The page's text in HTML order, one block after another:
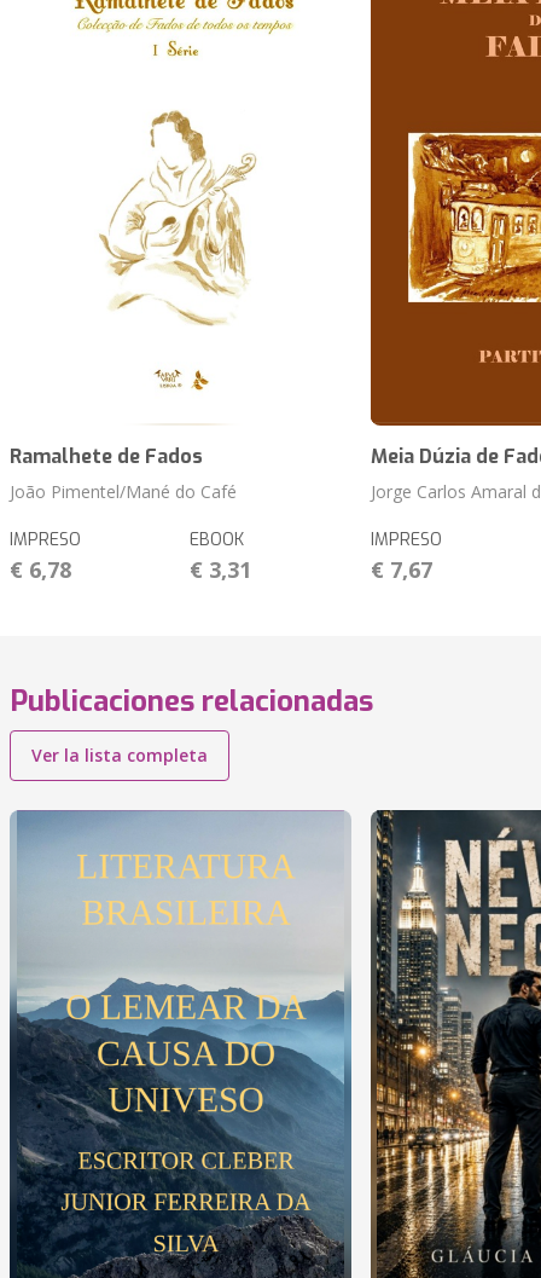
Ramalhete de Fados
João Pimentel/Mané do Café
IMPRESO
€ 6,78
EBOOK
€ 3,31
Meia Dúzia de
Jorge Carlos Amaral
IMPRESO
€ 7,67
Publicaciones relacionadas
Ver la lista completa